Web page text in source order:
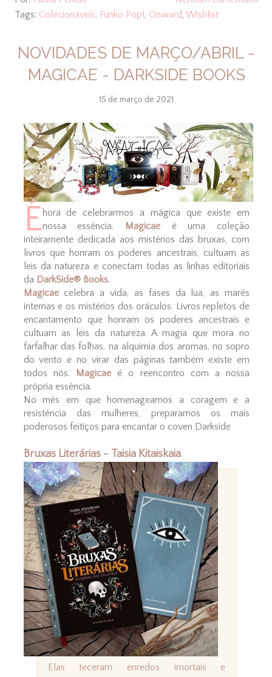
Tags: Colecionáveis, Funko Pop!, Onward, Wishlist
NOVIDADES DE MARÇO/ABRIL -
MAGICAE - DARKSIDE BOOKS
15 de março de 2021
É hora de celebrarmos a mágica que existe em
nossa essência.
Magicae é uma coleção
inteiramente dedicada aos mistérios das bruxas, com
livros que honram os poderes ancestrais, cultuam as
leis da natureza e conectam todas as linhas editoriais
da DarkSide®️ Books.
Magicae celebra a vida, as fases da lua, as marés
internas e os mistérios dos oráculos. Livros repletos de
encantamento que honram os poderes ancestrais e
cultuam as leis da natureza. A magia que mora no
farfalhar das folhas, na alquimia dos aromas, no sopro
do vento e no virar das páginas também existe em
todos nós.
Magicae é o reencontro com a nossa
própria essência.
No mês em que homenageamos a coragem e a
resistência das mulheres, preparamos os mais
poderosos feitiços para encantar o coven Darkside
Bruxas Literárias - Taisia Kitaiskaia
Elas teceram enredos imortais e